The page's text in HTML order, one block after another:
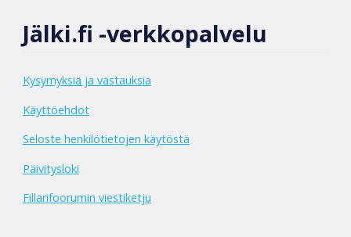
Jälki.fi -verkkopalvelu
Kysymyksiä ja vastauksia
Käyttöehdot
Seloste henkilötietojen käytöstä
Päivitysloki
Fillarifoorumin viestiketju